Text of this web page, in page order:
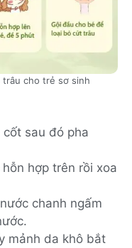
cho trẻ sơ sinh
sau đó pha
hợp trên rồi xoa
chanh ngấm
mảnh da khô bắt